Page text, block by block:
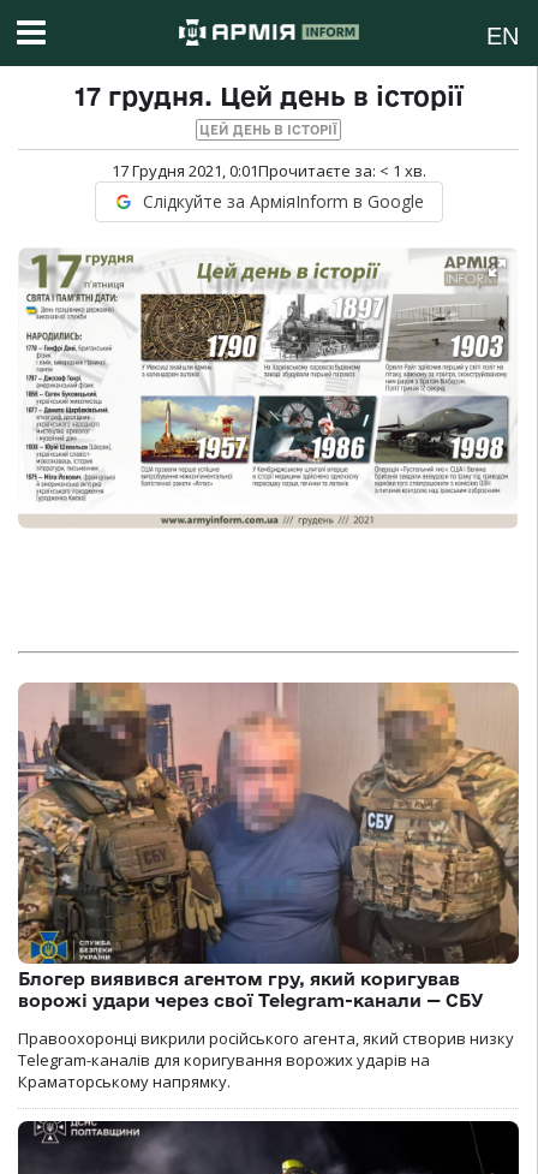
EN
17 грудня. Цей день в історії
ЦЕЙ ДЕНЬ В ІСТОРІЇ
17 Грудня 2021, 0:01Прочитаєте за: < 1 хв.
Слідкуйте за АрміяInform в Google
Блогер виявився агентом гру, який коригував
ворожі удари через свої Telegram-канали — СБУ
Правоохоронці викрили російського агента, який створив низку
Telegram-каналів для коригування ворожих ударів на
Краматорському напрямку.